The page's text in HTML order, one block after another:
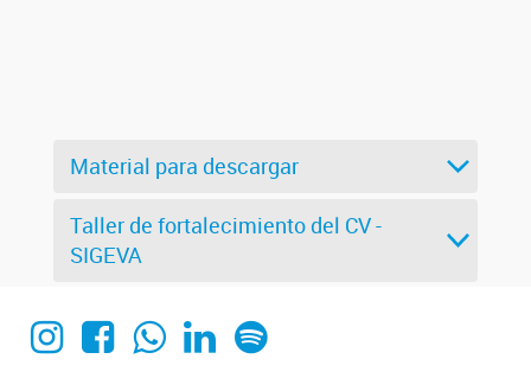
Material para descargar
Taller de fortalecimiento del CV -
SIGEVA
Instagram
Facebook
WhatsApp
Linkedin
Spotify